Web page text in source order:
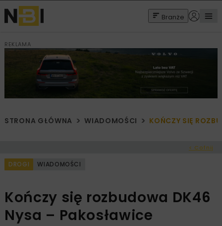
Branże
REKLAMA
STRONA GŁÓWNA WIADOMOŚCI KOŃCZY SIĘ
< Cofnij
DROGI WIADOMOŚCI
Kończy się rozbudowa DK46
Nysa – Pakosławice